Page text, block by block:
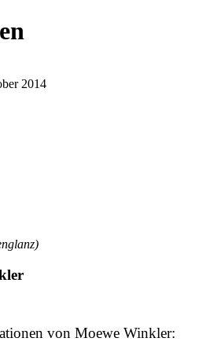
2014
von Moewe Winkler: